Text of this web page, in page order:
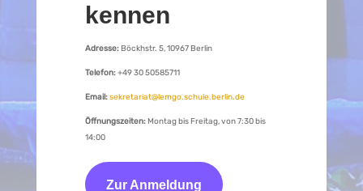
kennen
Adresse: Böckhstr. 5, 10967 Berlin
Telefon:+49 30 50585711
Email:sekretariat@lemgo.schule.berlin.de
Öffnungszeiten:Montag bis Freitag, von 7:30 bis
14:00
Zur Anmeldung